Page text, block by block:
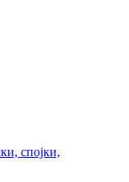
спојки,